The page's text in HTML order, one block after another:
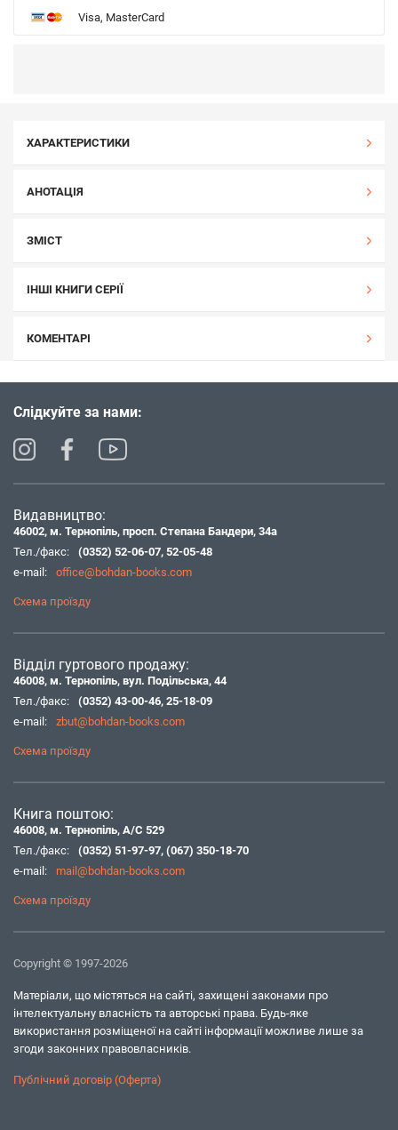
Visa, MasterCard
ХАРАКТЕРИСТИКИ
АНОТАЦІЯ
ЗМІСТ
ІНШІ КНИГИ СЕРІЇ
КОМЕНТАРІ
Слідкуйте за нами:
Видавництво:
46002, м. Тернопіль, просп. Степана Бандери, 34а
Тел./факс:
(0352) 52-06-07, 52-05-48
e-mail:
office@bohdan-books.com
Схема проїзду
Відділ гуртового продажу:
46008, м. Тернопіль, вул. Подільська, 44
Тел./факс:
(0352) 43-00-46, 25-18-09
e-mail:
zbut@bohdan-books.com
Схема проїзду
Книга поштою:
46008, м. Тернопіль, А/С 529
Тел./факс:
(0352) 51-97-97, (067) 350-18-70
e-mail:
mail@bohdan-books.com
Схема проїзду
Copyright © 1997-2026
Матеріали, що містяться на сайті, захищені законами про
інтелектуальну власність та авторські права. Будь-яке
використання розміщеної на сайті інформації можливе лише за
згоди законних правовласників.
Публічний договір (Оферта)